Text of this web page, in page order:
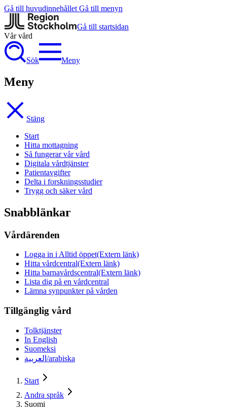
Gå till huvudinnehållet Gå till menyn
Gå till startsidan
Vår vård
Sök Meny
Meny
Stäng
Start
Hitta mottagning
Så fungerar vår vård
Digitala vårdtjänster
Patientavgifter
Delta i forskningsstudier
Trygg och säker vård
Snabblänkar
Vårdärenden
Logga in i Alltid öppet(Extern länk)
Hitta vårdcentral(Extern länk)
Hitta barnavårdscentral(Extern länk)
Lista dig på en vårdcentral
Lämna synpunkter på vården
Tillgänglig vård
Tolktjänster
In English
Suomeksi
العربية/arabiska
Start
Andra språk
Suomi